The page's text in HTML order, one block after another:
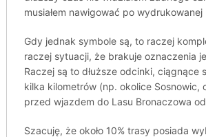
musiałem nawigować po wydrukowanej
Gdy jednak symbole są, to raczej
raczej sytuacji, że brakuje oznaczenia
Raczej są to dłuższe odcinki, ciągnące
kilka kilometrów (np. okolice Sosnowic,
przed wjazdem do Lasu Bronaczowa od
Szacuję, że około 10% trasy posiada